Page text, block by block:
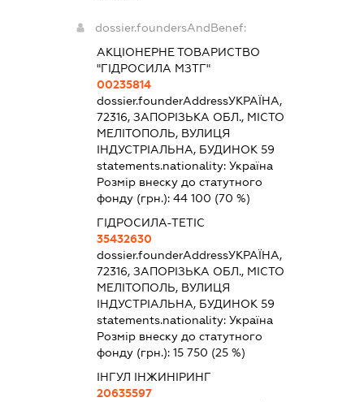
dossier.foundersAndBenef:
АКЦІОНЕРНЕ ТОВАРИСТВО
"ГІДРОСИЛА МЗТГ"
00235814
dossier.founderAddressУКРАЇНА,
72316, ЗАПОРІЗЬКА ОБЛ., МІСТО
МЕЛІТОПОЛЬ, ВУЛИЦЯ
ІНДУСТРІАЛЬНА, БУДИНОК 59
statements.nationality:Україна
Розмір внеску до статутного
фонду (грн.):44 100 (70 %)
ГІДРОСИЛА-ТЕТІС
35432630
dossier.founderAddressУКРАЇНА,
72316, ЗАПОРІЗЬКА ОБЛ., МІСТО
МЕЛІТОПОЛЬ, ВУЛИЦЯ
ІНДУСТРІАЛЬНА, БУДИНОК 59
statements.nationality:Україна
Розмір внеску до статутного
фонду (грн.):15 750 (25 %)
ІНГУЛ ІНЖИНІРИНГ
20635597